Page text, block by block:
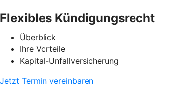
Flexibles Kündigungsrecht
Überblick
Ihre Vorteile
Kapital-Unfallversicherung
Jetzt Termin vereinbaren